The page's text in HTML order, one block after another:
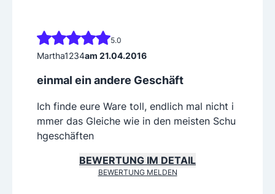
5.0
Martha1234am 21.04.2016
einmal ein andere Geschäft
Ich finde eure Ware toll, endlich mal nicht i
mmer das Gleiche wie in den meisten Schu
hgeschäften
BEWERTUNG IM DETAIL
BEWERTUNG MELDEN